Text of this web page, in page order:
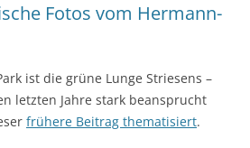
Fotos vom Hermann-
ist die grüne Lunge Striesens –
letzten Jahre stark beansprucht
frühere Beitrag thematisiert.